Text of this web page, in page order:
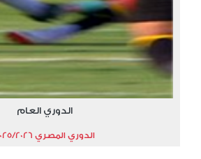
الدوري العام
الدوري المصري 2025/2026